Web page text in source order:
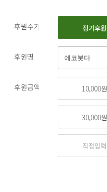
후원주기 정기후원
후원명
후원금액 10,000원
30,000원